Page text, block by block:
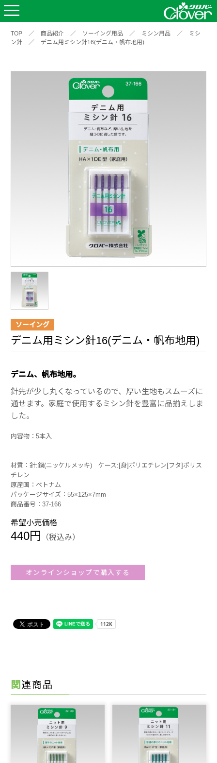
TOP ／ 商品紹介 ／ ソーイング用品 ／ ミシン用品 ／
ミシ
ン針
／ デニム用ミシン針16(デニム・帆布地用)
ソーイング
デニム用ミシン針16(デニム・帆布地用)
デニム、帆布地用。
針先が少し丸くなっているので、厚い生地もスムーズに
通せます。家庭で使用するミシン針を豊富に品揃えしま
した。
内容物：5本入
材質：針:鋼(ニッケルメッキ) ケース:[身]ポリエチレン[フタ]ポリス
チレン
原産国：ベトナム
パッケージサイズ：55×125×7mm
商品番号：37-166
希望小売価格
440円 （税込み）
オンラインショップで購入する
関連商品